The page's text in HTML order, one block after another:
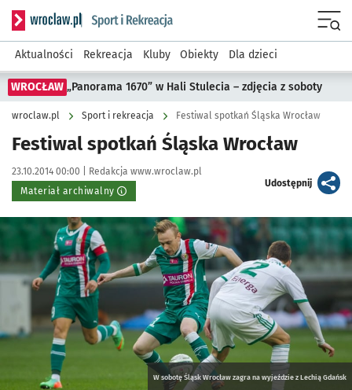
Serwis informacyjny wroclaw.pl podserwis: Sport i rekreacja
Aktualności Rekreacja Kluby Obiekty Dla dzieci
WROCŁAW „Panorama 1670” w Hali Stulecia – zdjęcia z soboty
wroclaw.pl Sport i rekreacja Festiwal spotkań Śląska Wrocław
Festiwal spotkań Śląska Wrocław
Data publikacji:
23.10.2014 00:00 | Autor:
Redakcja www.wroclaw.pl
Materiał archiwalny
Udostępnijartykuł
Kliknij, aby powiększyć
W sobotę Śląsk Wrocław zagra na wyjeździe z Lechią Gdańsk